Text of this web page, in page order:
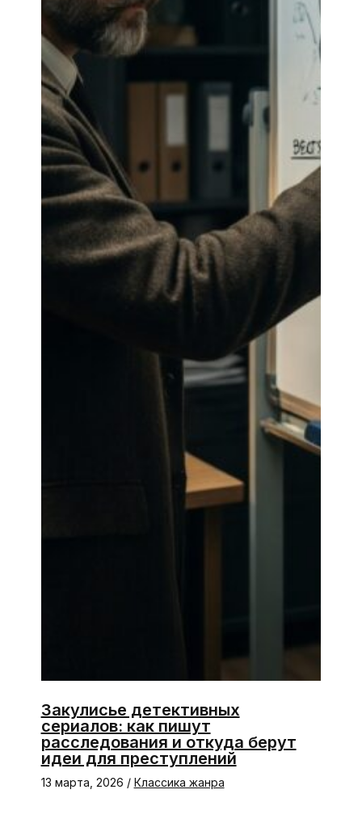
Закулисье детективных
сериалов: как пишут
расследования и откуда берут
идеи для преступлений
13 марта, 2026 / Классика жанра